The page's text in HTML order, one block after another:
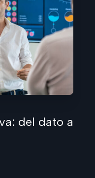
del dato a